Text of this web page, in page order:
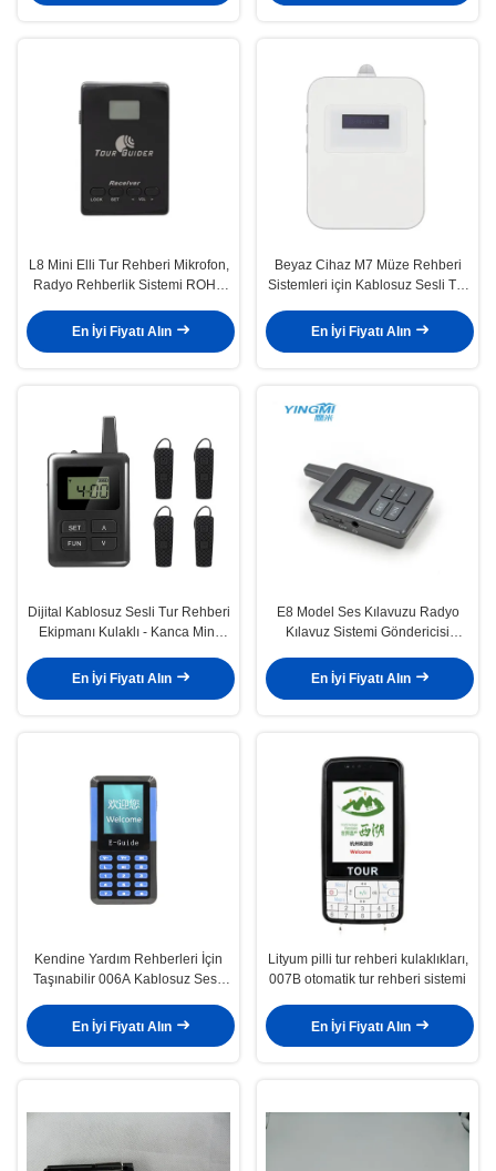
L8 Mini Elli Tur Rehberi Mikrofon,
Radyo Rehberlik Sistemi ROHS
En İyi Fiyatı Alın
Beyaz Cihaz M7 Müze Rehberi
Sistemleri için Kablosuz Sesli Tur
En İyi Fiyatı Alın
Dijital Kablosuz Sesli Tur Rehberi
Ekipmanı Kulaklı - Kanca Mini
En İyi Fiyatı Alın
E8 Model Ses Kılavuzu Radyo
Kılavuz Sistemi Göndericisi
En İyi Fiyatı Alın
Kendine Yardım Rehberleri İçin
Taşınabilir 006A Kablosuz Sesli
En İyi Fiyatı Alın
Lityum pilli tur rehberi kulaklıkları,
007B otomatik tur rehberi sistemi
En İyi Fiyatı Alın